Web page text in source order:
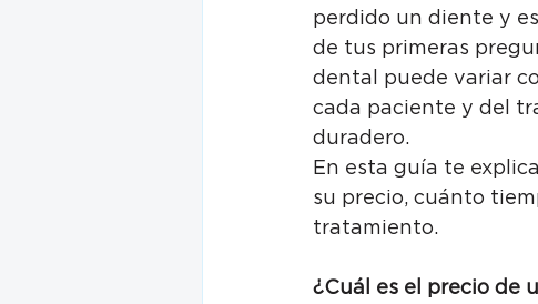
perdido un diente y
de tus primeras
dental puede variar
cada paciente y del
duradero.
En esta guía te
su precio, cuánto
tratamiento.
¿Cuál es el precio de